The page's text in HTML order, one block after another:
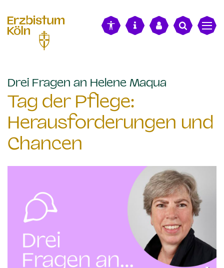
Drei Fragen an Helene Maqua
Tag der Pflege:
Herausforderungen und
Chancen